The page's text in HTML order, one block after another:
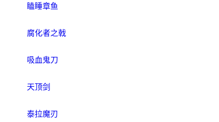
瞌睡章鱼
腐化者之戟
吸血鬼刀
天顶剑
泰拉魔刃